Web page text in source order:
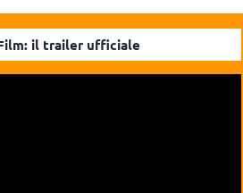
il trailer ufficiale